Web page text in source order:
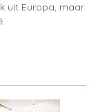
uit Europa, maar